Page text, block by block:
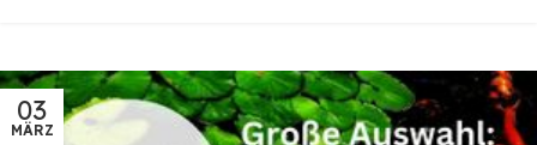
03
MÄRZ